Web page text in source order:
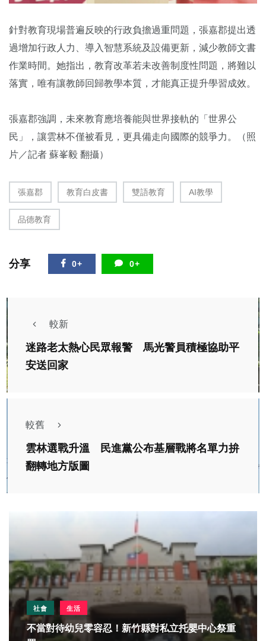
針對教育現場普遍反映的行政負擔過重問題，張嘉郡提出透
過增加行政人力、導入智慧系統及設備更新，減少教師文書
作業時間。她指出，教育改革若未改善制度性問題，將難以
落實，唯有讓教師回歸教學本質，才能真正提升學習成效。
張嘉郡強調，未來教育應培養能與世界接軌的「世界公
民」，讓雲林不僅被看見，更具備走向國際的競爭力。（照
片／記者 蘇峯毅 翻攝）
張嘉郡 教育白皮書 雙語教育 AI教學
品德教育
分享 0+ 0+
較新
迷路老太熱心民眾報警 馬光警員積極協助平
安送回家
較舊
雲林選戰升溫 民進黨公布基層戰將名單力拚
翻轉地方版圖
社會 生活
不當對待幼兒零容忍！新竹縣對私立托嬰中心祭重